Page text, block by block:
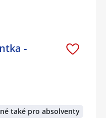
-
také pro absolventy